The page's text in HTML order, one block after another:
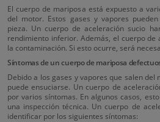
El cuerpo de mariposa está expuesto a
del motor. Estos gases y vapores
pieza. Un cuerpo de aceleración sucio
rendimiento inferior. Además, el cuerpo de
la contaminación. Si esto ocurre, será
Síntomas de un cuerpo de mariposa
Debido a los gases y vapores que salen
puede ensuciarse. Un cuerpo de
por varios síntomas. En algunos casos,
una inspección técnica. Un cuerpo de
identificar por los siguientes síntomas: